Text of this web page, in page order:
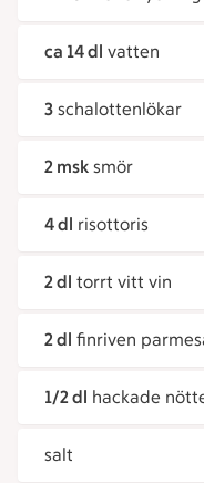
ca 14 dl vatten
3 schalottenlökar
2 msk smör
4 dl risottoris
2 dl torrt vitt vin
2 dl finriven
1/2 dl hackade
salt